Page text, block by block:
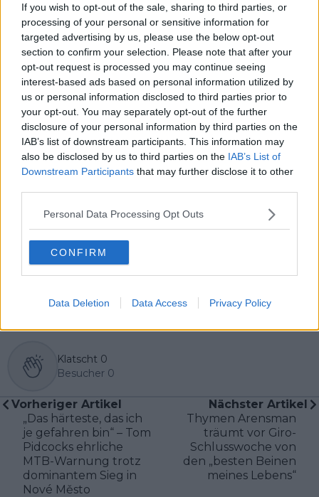
If you wish to opt-out of the sale, sharing to third parties, or
processing of your personal or sensitive information for
targeted advertising by us, please use the below opt-out
section to confirm your selection. Please note that after your
opt-out request is processed you may continue seeing
interest-based ads based on personal information utilized by
us or personal information disclosed to third parties prior to
your opt-out. You may separately opt-out of the further
disclosure of your personal information by third parties on the
IAB’s list of downstream participants. This information may
also be disclosed by us to third parties on the IAB’s List of
Downstream Participants that may further disclose it to other
Personal Data Processing Opt Outs
CONFIRM
Data Deletion Data Access Privacy Policy
zweiten Anstieg. Mit meinem knallroten, eigentlich
lächerlichen Rad überholte ich Fahrer auf echten
Rennrädern. Wieder dieses Glück.
Dieses unverfälschte Gefühl begleitet mich bis heute –
und es ist der Ursprung meiner Arbeit. Ich bin
Chefredakteur von Radsportaktuell.de und verantworte
die redaktionelle Ausrichtung der Plattform:
Themenpriorisierung, Qualitätsstandards, Faktenprüfung
und die konsequente Aktualisierung von Inhalten, sobald
neue, verifizierte Informationen vorliegen. Neben der
Leitung der Redaktion schreibe und editiere ich selbst
und lege besonderen Wert auf klare Einordnung, präzise
Sprache und nachvollziehbare Analysen.
Radsport ist für mich mehr als Leidenschaft. Er ist ein
komplexer Leistungssport, der Kontext, Genauigkeit und
Verantwortung verlangt – genau diesen Anspruch
Beiträge des Autors ansehen
Klatscht 0
Besucher 0
Vorheriger Artikel
„Das härteste, das ich
je gefahren bin“ – Tom
Pidcocks ehrliche
MTB-Warnung trotz
dominantem Sieg in
Nové Město
Nächster Artikel
Thymen Arensman
träumt vor Giro-
Schlusswoche von
den „besten Beinen
meines Lebens“